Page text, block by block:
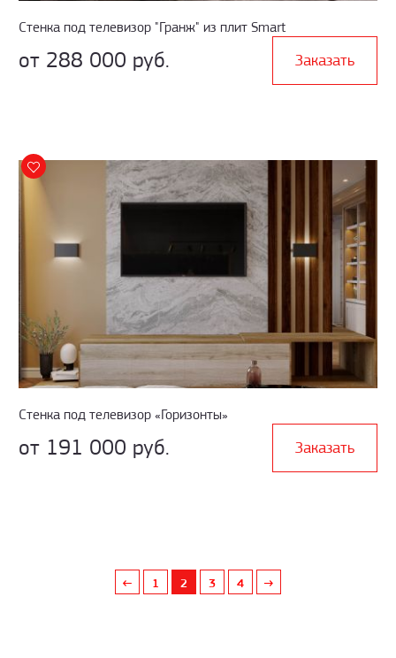
Стенка под телевизор "Гранж" из плит Smart
от 288 000 руб. Заказать
Стенка под телевизор «Горизонты»
от 191 000 руб. Заказать
← 1 2 3 4 →